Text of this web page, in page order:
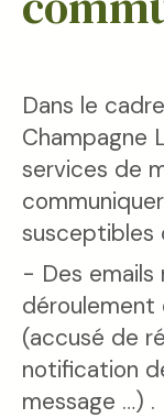
Dans le
Champagne
services de
susceptibles
- Des emails
déroulement
(accusé de
notification
message …) .